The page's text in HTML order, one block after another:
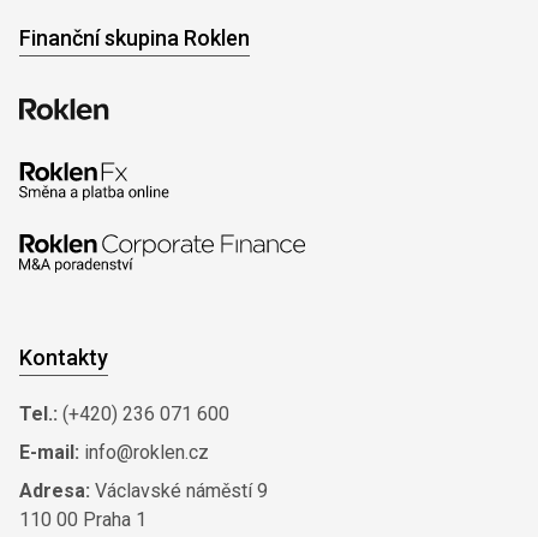
Finanční skupina Roklen
Kontakty
Tel.: (+420) 236 071 600
E-mail: info@roklen.cz
Adresa: Václavské náměstí 9
110 00 Praha 1